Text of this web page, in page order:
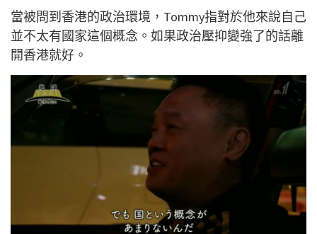
當被問到香港的政治環境，Tommy指對於他來說自己
並不太有國家這個概念。如果政治壓抑變強了的話離
開香港就好。